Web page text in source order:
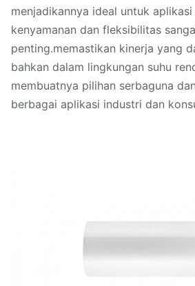
menjadikannya ideal untuk aplikasi
kenyamanan dan fleksibilitas
penting.memastikan kinerja yang
bahkan dalam lingkungan suhu
membuatnya pilihan serbaguna
berbagai aplikasi industri dan